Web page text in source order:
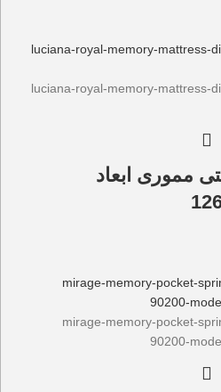
مموری ابعاد